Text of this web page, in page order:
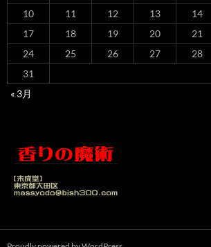
10
11 12 13 14
17
18 19 20 21
24
25 26 27 28
31
« 3月